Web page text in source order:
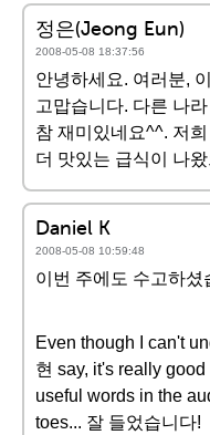
정은(Jeong Eun)
2008-05-08 18:37:56
안녕하세요. 여러분,
고맙습니다. 다른 나
참 재미있네요^^. 저
더 맛있는 급식이 나
Daniel K
2008-05-08 10:59:48
이번 주에도 수고하셨
Even though I can't
현 say, it's really
useful words in the
toes... 잘 들었습니다!